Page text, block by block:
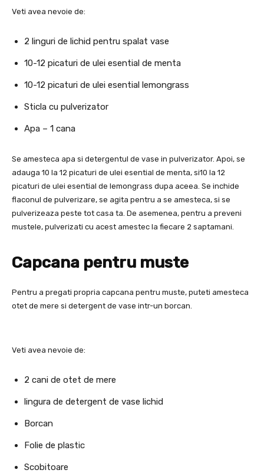
Veti avea nevoie de:
2 linguri de lichid pentru spalat vase
10-12 picaturi de ulei esential de menta
10-12 picaturi de ulei esential lemongrass
Sticla cu pulverizator
Apa – 1 cana
Se amesteca apa si detergentul de vase in pulverizator. Apoi, se
adauga 10 la 12 picaturi de ulei esential de menta, si10 la 12
picaturi de ulei esential de lemongrass dupa aceea. Se inchide
flaconul de pulverizare, se agita pentru a se amesteca, si se
pulverizeaza peste tot casa ta. De asemenea, pentru a preveni
mustele, pulverizati cu acest amestec la fiecare 2 saptamani.
Capcana pentru muste
Pentru a pregati propria capcana pentru muste, puteti amesteca
otet de mere si detergent de vase intr-un borcan.
Veti avea nevoie de:
2 cani de otet de mere
lingura de detergent de vase lichid
Borcan
Folie de plastic
Scobitoare